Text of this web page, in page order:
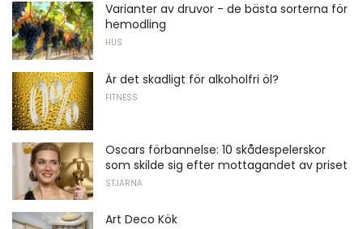
Varianter av druvor - de bästa sorterna för
hemodling
HUS
Är det skadligt för alkoholfri öl?
FITNESS
Oscars förbannelse: 10 skådespelerskor
som skilde sig efter mottagandet av priset
STJÄRNA
Art Deco Kök